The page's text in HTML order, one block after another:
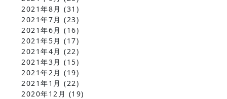
2021年8月 (31)
2021年7月 (23)
2021年6月 (16)
2021年5月 (17)
2021年4月 (22)
2021年3月 (15)
2021年2月 (19)
2021年1月 (22)
2020年12月 (19)